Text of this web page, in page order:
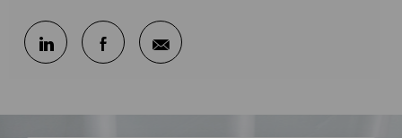
Partilhar através do LinkedIn
Partilhar através do Facebook
Partilhar por e-mail